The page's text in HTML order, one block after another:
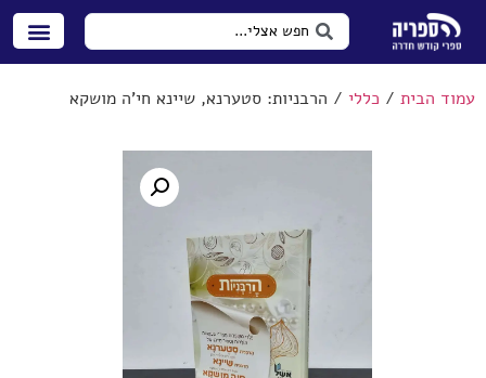
עמוד הבית / כללי / הרבניות: סטערנא, שיינא חי'ה מושקא